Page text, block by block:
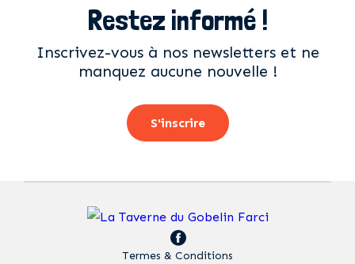
Restez informé !
Inscrivez-vous à nos newsletters et ne
manquez aucune nouvelle !
S'inscrire
Termes & Conditions